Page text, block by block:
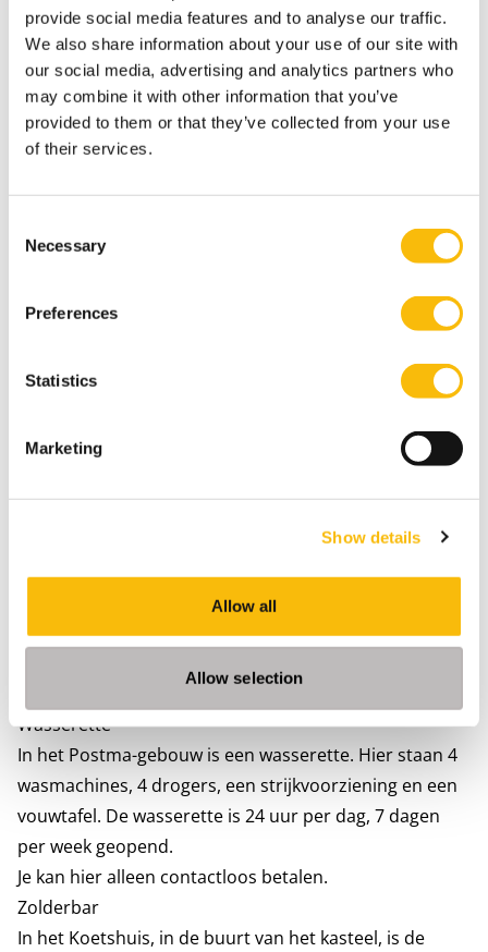
provide social media features and to analyse our traffic.
We also share information about your use of our site with
our social media, advertising and analytics partners who
may combine it with other information that you’ve
provided to them or that they’ve collected from your use
of their services.
Selection
Necessary
Preferences
Statistics
Marketing
Show details
Allow all
Allow selection
nieuwe jaar.
Receptie en Servicedesk
In de centrale hal van het hoofdgebouw (dr. Albert
Heijn-gebouw) bevindt zich de receptie. De receptie is
het eerste aanspreekpunt voor al je vragen. Voor
Servicepoint
Het Servicepoint bevindt zich op de begane grond,
Nyenrode biedt diverse binnen- en
speelveld voor voetbal en rugby en een hardlooproute
De parkeerplaatsen E en F zijn speciaal voor studenten
die op Campus wonen. Deze bereik je via de
achteringang van het terrein, toegankelijk met je
Wasserette
In het Postma-gebouw is een wasserette. Hier staan 4
wasmachines, 4 drogers, een strijkvoorziening en een
vouwtafel. De wasserette is 24 uur per dag, 7 dagen
per week geopend.
Je kan hier alleen contactloos betalen.
Zolderbar
In het Koetshuis, in de buurt van het kasteel, is de